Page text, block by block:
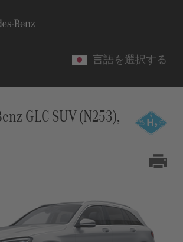
言語を選択する
GLC SUV (N253),